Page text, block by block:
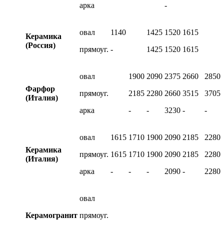
арка
-
Керамика
(Россия)
овал
прямоуг.
1140
-
1425
1425
1520
1520
1615
1615
Фарфор
(Италия)
овал
прямоуг.
арка
1900
2185
-
2090
2280
-
2375
2660
3230
2660
3515
-
2850
3705
-
Керамика
(Италия)
овал
прямоуг.
арка
1615
1615
-
1710
1710
-
1900
1900
-
2090
2090
2090
2185
2185
-
2280
2280
2280
Керамогранит
овал
прямоуг.